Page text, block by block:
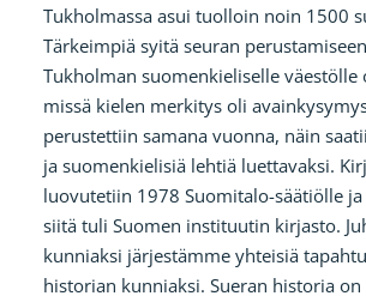
Tukholmassa asui tuolloin noin 1500
Tärkeimpiä syitä seuran
Tukholman suomenkieliselle väestölle
missä kielen merkitys oli
perustettiin samana vuonna, näin
ja suomenkielisiä lehtiä luettavaksi.
luovutetiin 1978 Suomitalo-säätiölle
siitä tuli Suomen instituutin kirjasto.
kunniaksi järjestämme yhteisiä
historian kunniaksi. Sueran historia on